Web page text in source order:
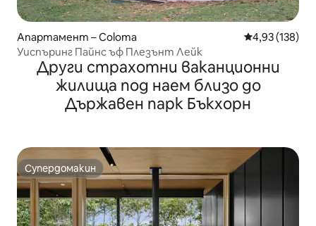
Апартамент – Coloma Средна
4,93 (138)
Уиспъринг Пайнс ъф Плезънт Лейк
Други страхотни ваканционни
жилища под наем близо до
Държавен парк Бъкхорн
Супердомакин
Супердомакин